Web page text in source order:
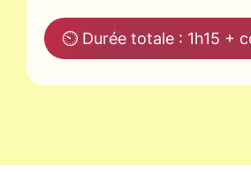
⏲ Durée totale : 1h15 +